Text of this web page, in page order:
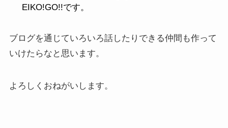
EIKO!GO!!です。
ブログを通じていろいろ話したりできる仲間も作って
いけたらなと思います。
よろしくおねがいします。